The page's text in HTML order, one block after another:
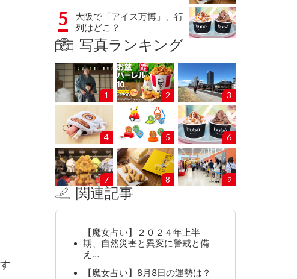
5
大阪で「アイス万博」、行
列はどこ？
写真ランキング
1 2 3
4 5 6
7 8 9
関連記事
【魔女占い】２０２４年上半
期、自然災害と異変に警戒と備
え…
【魔女占い】8月8日の運勢は？